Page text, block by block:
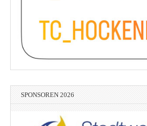
SPONSOREN 2026